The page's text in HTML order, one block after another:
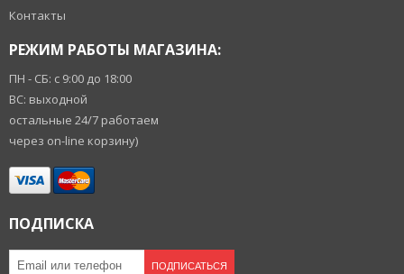
Контакты
РЕЖИМ РАБОТЫ МАГАЗИНА:
ПН - СБ: с 9:00 до 18:00
ВС: выходной
остальные 24/7 работаем
через on-line корзину)
ПОДПИСКА
ПОДПИСАТЬСЯ